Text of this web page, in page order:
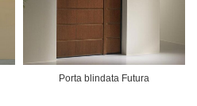
Porta blindata Futura